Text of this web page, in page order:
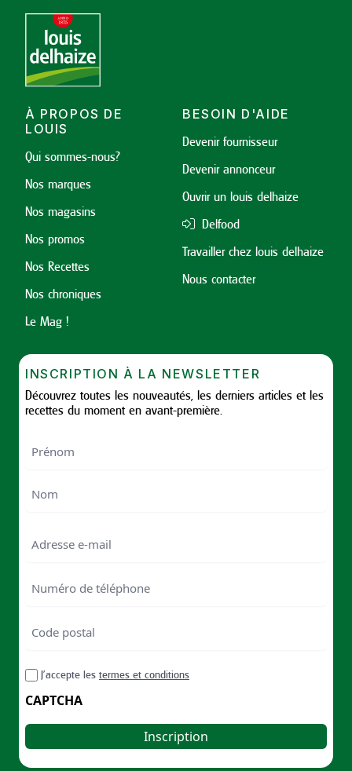
À PROPOS DE
LOUIS
Qui sommes-nous?
Nos marques
Nos magasins
Nos promos
Nos Recettes
Nos chroniques
Le Mag !
BESOIN D'AIDE
Devenir fournisseur
Devenir annonceur
Ouvrir un louis delhaize
Delfood
Travailler chez louis delhaize
Nous contacter
INSCRIPTION À LA NEWSLETTER
Découvrez toutes les nouveautés, les derniers articles et les
recettes du moment en avant-première.
de
postal
postal
RGPDJ’accepte les termes et conditions
CAPTCHA